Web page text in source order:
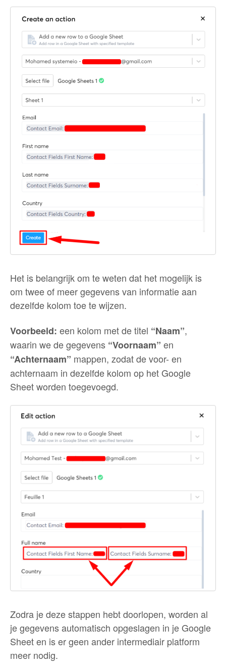
Het is belangrijk om te weten dat het mogelijk is
om twee of meer gegevens van informatie aan
dezelfde kolom toe te wijzen.
Voorbeeld: een kolom met de titel “Naam”,
waarin we de gegevens “Voornaam” en
“Achternaam” mappen, zodat de voor- en
achternaam in dezelfde kolom op het Google
Sheet worden toegevoegd.
Zodra je deze stappen hebt doorlopen, worden al
je gegevens automatisch opgeslagen in je Google
Sheet en is er geen ander intermediair platform
meer nodig.